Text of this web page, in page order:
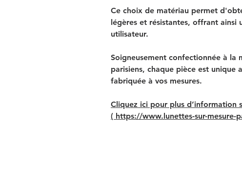
Ce choix de matériau permet
légères et résistantes, offrant ainsi
utilisateur.
Soigneusement confectionnée à la
parisiens, chaque pièce est unique
fabriquée à vos mesures.
Cliquez ici pour plus d’information
( https://www.lunettes-sur-mesure-